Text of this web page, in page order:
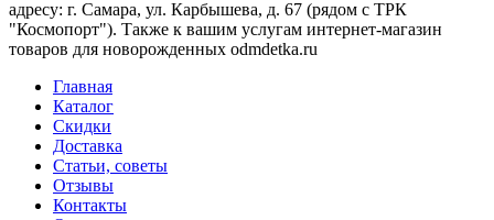
адресу: г. Самара, ул. Карбышева, д. 67 (рядом с ТРК
"Космопорт"). Также к вашим услугам интернет-магазин
товаров для новорожденных odmdetka.ru
Главная
Каталог
Скидки
Доставка
Статьи, советы
Отзывы
Контакты